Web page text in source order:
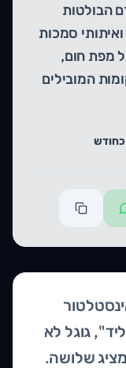
הבולטות
סמכות
מפת חום,
המובילים
כחודש
גוגל לא
שלושה.